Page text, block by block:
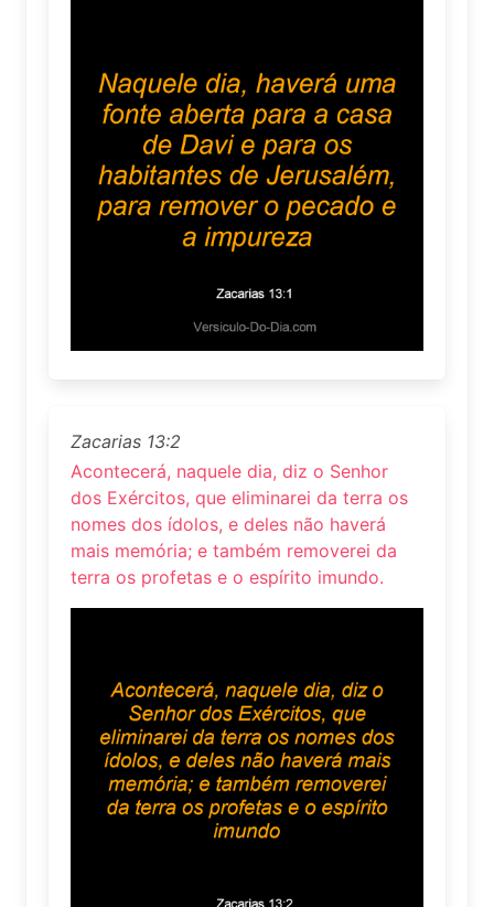
Zacarias 13:2
Acontecerá, naquele dia, diz o Senhor
dos Exércitos, que eliminarei da terra os
nomes dos ídolos, e deles não haverá
mais memória; e também removerei da
terra os profetas e o espírito imundo.